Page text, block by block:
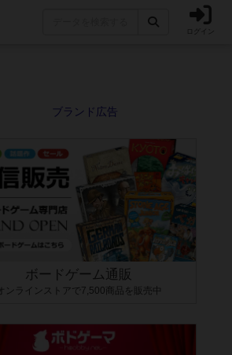
ログイン
ボードゲーム通販
オンラインストアで7,500商品を販売中